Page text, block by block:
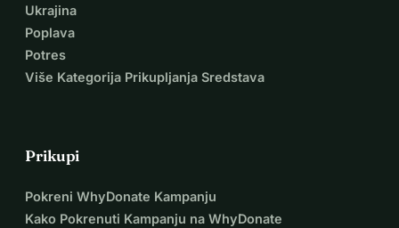
Ukrajina
Poplava
Potres
Više Kategorija Prikupljanja Sredstava
Prikupi
Pokreni WhyDonate Kampanju
Kako Pokrenuti Kampanju na WhyDonate